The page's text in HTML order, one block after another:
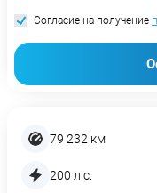
79 232 км
200 л.с.
Согласие на получение